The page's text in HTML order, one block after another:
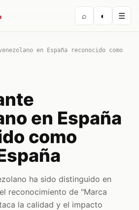
⌕ ◐ ☰
en España reconocido como
en España
como
ha sido distinguido en
reconocimiento de "Marca
la calidad y el impacto